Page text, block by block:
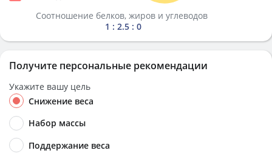
Соотношение белков, жиров и углеводов
1 : 2.5 : 0
Получите персональные рекомендации
Укажите вашу цель
Снижение веса
Набор массы
Поддержание веса